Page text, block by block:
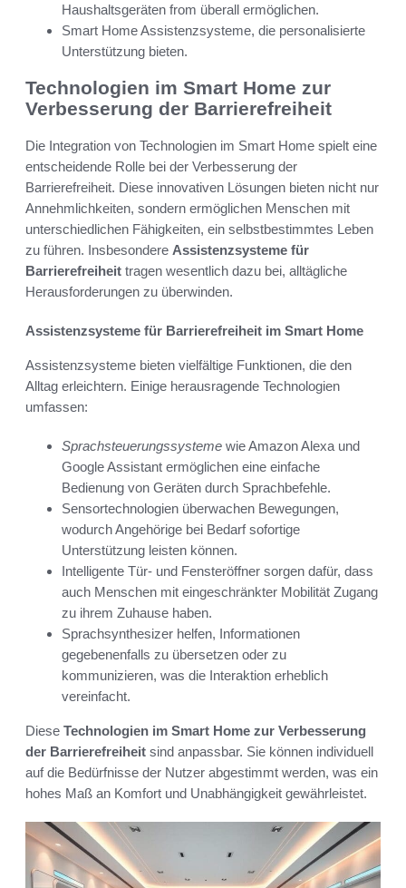
Haushaltsgeräten from überall ermöglichen.
Smart Home Assistenzsysteme, die personalisierte
Unterstützung bieten.
Technologien im Smart Home zur
Verbesserung der Barrierefreiheit
Die Integration von Technologien im Smart Home spielt eine
entscheidende Rolle bei der Verbesserung der
Barrierefreiheit. Diese innovativen Lösungen bieten nicht nur
Annehmlichkeiten, sondern ermöglichen Menschen mit
unterschiedlichen Fähigkeiten, ein selbstbestimmtes Leben
zu führen. Insbesondere Assistenzsysteme für
Barrierefreiheit tragen wesentlich dazu bei, alltägliche
Herausforderungen zu überwinden.
Assistenzsysteme für Barrierefreiheit im Smart Home
Assistenzsysteme bieten vielfältige Funktionen, die den
Alltag erleichtern. Einige herausragende Technologien
umfassen:
Sprachsteuerungssysteme wie Amazon Alexa und
Google Assistant ermöglichen eine einfache
Bedienung von Geräten durch Sprachbefehle.
Sensortechnologien überwachen Bewegungen,
wodurch Angehörige bei Bedarf sofortige
Unterstützung leisten können.
Intelligente Tür- und Fensteröffner sorgen dafür, dass
auch Menschen mit eingeschränkter Mobilität Zugang
zu ihrem Zuhause haben.
Sprachsynthesizer helfen, Informationen
gegebenenfalls zu übersetzen oder zu
kommunizieren, was die Interaktion erheblich
vereinfacht.
Diese Technologien im Smart Home zur Verbesserung
der Barrierefreiheit sind anpassbar. Sie können individuell
auf die Bedürfnisse der Nutzer abgestimmt werden, was ein
hohes Maß an Komfort und Unabhängigkeit gewährleistet.